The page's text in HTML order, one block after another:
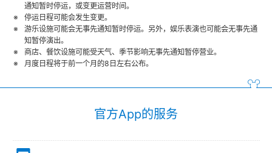
通知暂时停运，或变更运营时间。
停运日程可能会发生变更。
游乐设施可能会无事先通知暂时停运。另外，娱乐表演也可能会无事先通
知暂停演出。
商店、餐饮设施可能受天气、季节影响无事先通知暂停营业。
月度日程将于前一个月的8日左右公布。
官方App的服务